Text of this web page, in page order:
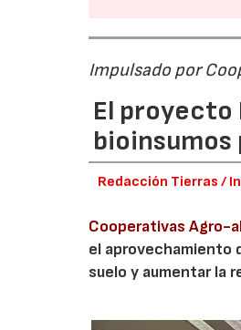
Impulsado por
El proyecto
bioinsumos
Redacción Tierras /
Cooperativas Agro-
el aprovechamiento
suelo y aumentar la